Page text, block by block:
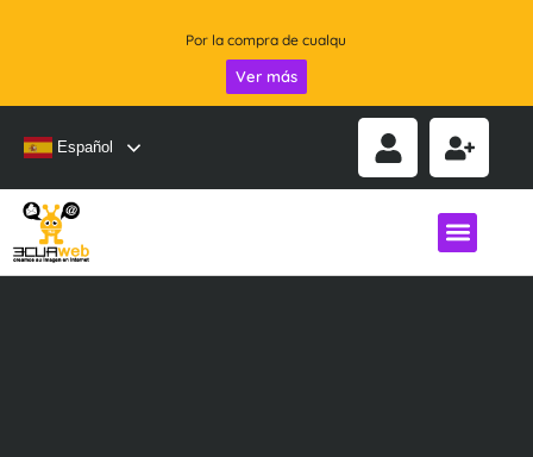
Por la compra de cualquier servicio 25% OFF - CUPÓN
Ver más
Español